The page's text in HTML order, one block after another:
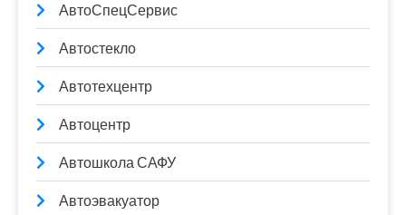
АвтоСпецСервис
Автостекло
Автотехцентр
Автоцентр
Автошкола САФУ
Автоэвакуатор